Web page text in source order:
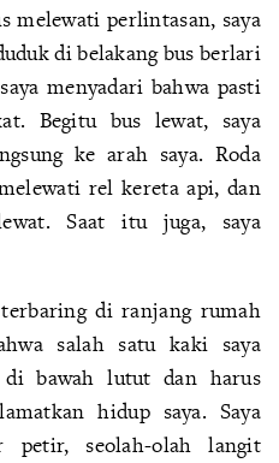
melewati perlintasan, saya
di belakang bus berlari
menyadari bahwa pasti
Begitu bus lewat, saya
ke arah saya. Roda
rel kereta api, dan
Saat itu juga, saya
di ranjang rumah
salah satu kaki saya
bawah lutut dan harus
hidup saya. Saya
petir, seolah-olah langit